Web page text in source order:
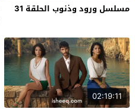
مسلسل ورود وذنوب الحلقة 31
02:19:11